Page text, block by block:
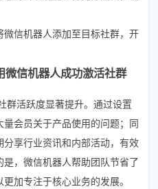
信机器人添加至目标社群，开
信机器人成功激活社群
群活跃度显著提升。通过设置
会员关于产品使用的问题；同
享行业资讯和内部活动，有效
，微信机器人帮助团队节省了
加专注于核心业务的发展。